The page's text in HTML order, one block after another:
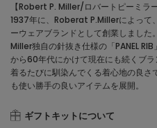
【Robert P. Miller/ロバートピーミラー
1937年に、Roberat P.Millerによって
ーウェアブランドとして創業しました。
Miller独自の針抜き仕様の「PANEL
から60年代にかけて現在にも続くブラ
着るたびに馴染んでくる着心地の良さ
も使い勝手の良いアイテムを展開。
ギフトキットについて